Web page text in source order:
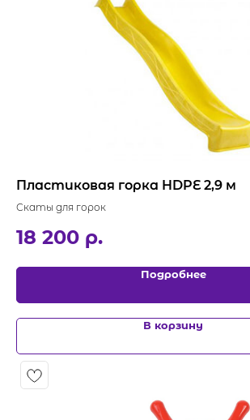
Пластиковая горка HDPE 2,9 м
Скаты для горок
18 200 р.
Подробнее
В корзину